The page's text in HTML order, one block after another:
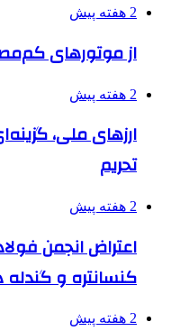
2 هفته پیش
از موتورهای
2 هفته پیش
ارزهای ملی،
تحریم
2 هفته پیش
اعتراض انجمن
کنسانتره و گندله
2 هفته پیش